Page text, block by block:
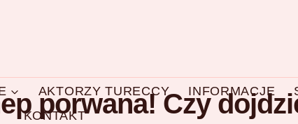
AKTORZY TURECCY INFORMACJE
KONTAKT
porwana! Czy